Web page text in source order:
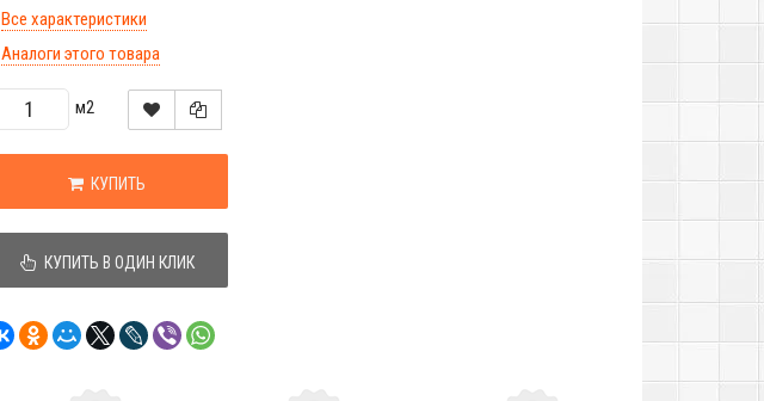
Все характеристики
Аналоги этого товара
м2
КУПИТЬ
КУПИТЬ В ОДИН КЛИК